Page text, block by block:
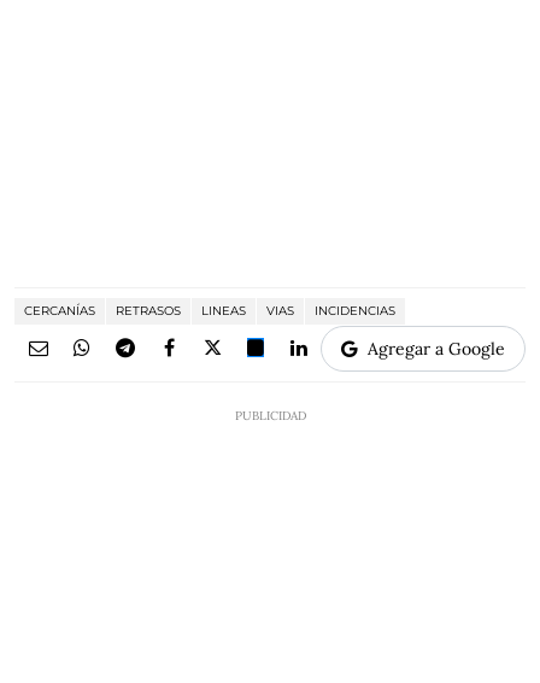
CERCANÍAS RETRASOS LINEAS VIAS INCIDENCIAS
Agregar a Google